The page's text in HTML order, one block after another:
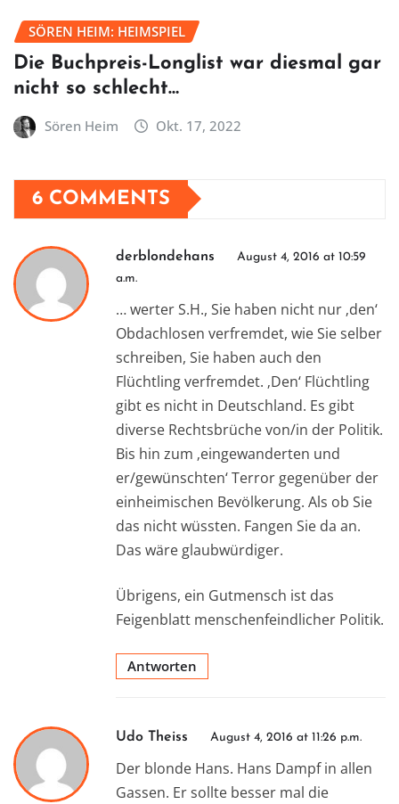
SÖREN HEIM: HEIMSPIEL
Die Buchpreis-Longlist war diesmal gar
nicht so schlecht…
Sören Heim Okt. 17, 2022
6 COMMENTS
derblondehans
August 4, 2016 at 10:59
a.m.
… werter S.H., Sie haben nicht nur ‚den‘
Obdachlosen verfremdet, wie Sie selber
schreiben, Sie haben auch den
Flüchtling verfremdet. ‚Den‘ Flüchtling
gibt es nicht in Deutschland. Es gibt
diverse Rechtsbrüche von/in der Politik.
Bis hin zum ‚eingewanderten und
er/gewünschten‘ Terror gegenüber der
einheimischen Bevölkerung. Als ob Sie
das nicht wüssten. Fangen Sie da an.
Das wäre glaubwürdiger.
Übrigens, ein Gutmensch ist das
Feigenblatt menschenfeindlicher Politik.
Antworten
Udo Theiss August 4, 2016 at 11:26 p.m.
Der blonde Hans. Hans Dampf in allen
Gassen. Er sollte besser mal die